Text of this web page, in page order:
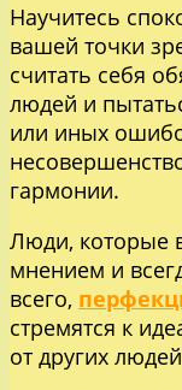
Научитесь
вашей точки
считать себя
людей и
или иных
гармонии.
Люди, которые
мнением и
всего,
стремятся к
от других